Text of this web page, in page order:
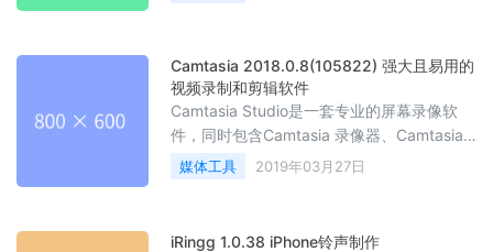
Camtasia 2018.0.8(105822) 强大且易用的
视频录制和剪辑软件
Camtasia Studio是一套专业的屏幕录像软
件，同时包含Camtasia 录像器、Camtasia
Studio（编辑器）、Camtasia 菜单制作器、
Camtasia 剧场、Camtasia 播放器和
媒体工具 2019年03月27日
iRingg 1.0.38 iPhone铃声制作